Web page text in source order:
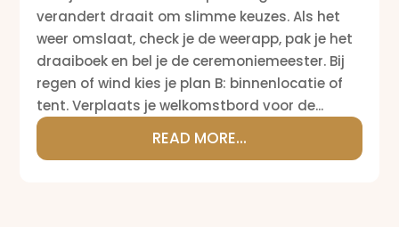
verandert draait om slimme keuzes. Als het
weer omslaat, check je de weerapp, pak je het
draaiboek en bel je de ceremoniemeester. Bij
regen of wind kies je plan B: binnenlocatie of
tent. Verplaats je welkomstbord voor de...
READ MORE...